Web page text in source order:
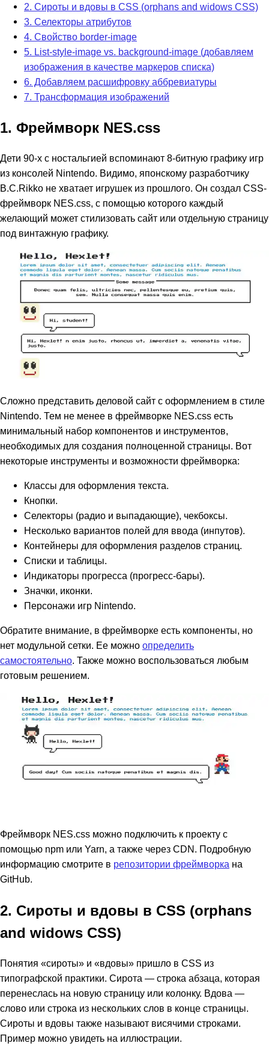
2. Сироты и вдовы в CSS (orphans and widows CSS)
3. Селекторы атрибутов
4. Свойство border-image
5. List-style-image vs. background-image (добавляем
изображения в качестве маркеров списка)
6. Добавляем расшифровку аббревиатуры
7. Трансформация изображений
1. Фреймворк NES.css
Дети 90-х с ностальгией вспоминают 8-битную графику игр
из консолей Nintendo. Видимо, японскому разработчику
B.C.Rikko не хватает игрушек из прошлого. Он создал CSS-
фреймворк NES.css, с помощью которого каждый
желающий может стилизовать сайт или отдельную страницу
под винтажную графику.
Сложно представить деловой сайт с оформлением в стиле
Nintendo. Тем не менее в фреймворке NES.css есть
минимальный набор компонентов и инструментов,
необходимых для создания полноценной страницы. Вот
некоторые инструменты и возможности фреймворка:
Классы для оформления текста.
Кнопки.
Селекторы (радио и выпадающие), чекбоксы.
Несколько вариантов полей для ввода (инпутов).
Контейнеры для оформления разделов страниц.
Списки и таблицы.
Индикаторы прогресса (прогресс-бары).
Значки, иконки.
Персонажи игр Nintendo.
Обратите внимание, в фреймворке есть компоненты, но
нет модульной сетки. Ее можно определить
самостоятельно. Также можно воспользоваться любым
готовым решением.
Фреймворк NES.css можно подключить к проекту с
помощью npm или Yarn, а также через CDN. Подробную
информацию смотрите в репозитории фреймворка на
GitHub.
2. Сироты и вдовы в CSS (orphans
and widows CSS)
Понятия «сироты» и «вдовы» пришло в CSS из
типографской практики. Сирота — строка абзаца, которая
перенеслась на новую страницу или колонку. Вдова —
слово или строка из нескольких слов в конце страницы.
Сироты и вдовы также называют висячими строками.
Пример можно увидеть на иллюстрации.